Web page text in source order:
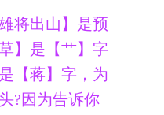
将出山】是预
】是【艹】字
【蒋】字，为
?因为告诉你